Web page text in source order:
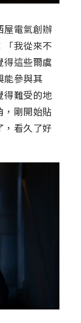
屋電氣創辦
「我從來不
得這些爾虞
能參與其
得難受的地
，剛開始貼
，看久了好